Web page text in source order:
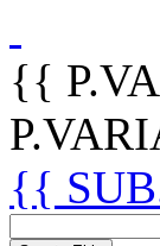
{{
{{